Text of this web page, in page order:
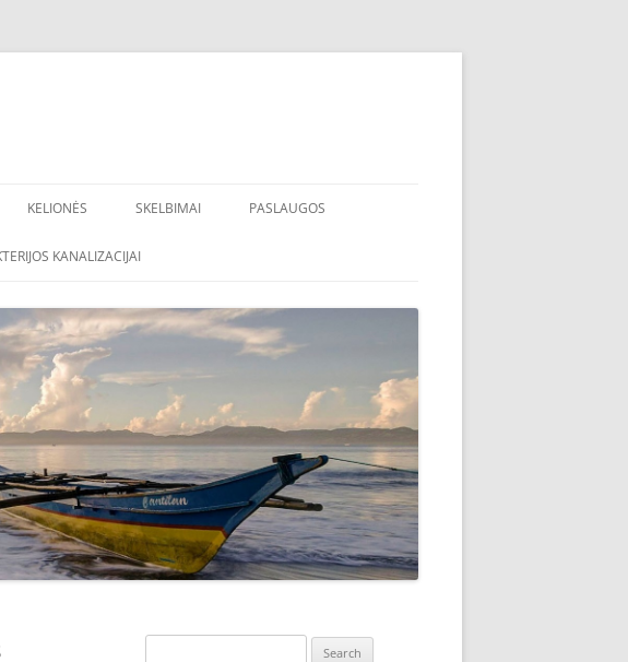
KELIONĖS SKELBIMAI PASLAUGOS
KANALIZACIJAI